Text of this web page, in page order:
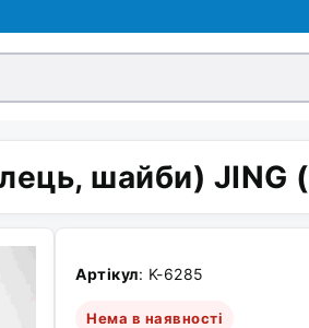
шайби) JING
Артікул: K-6285
Нема в наявності